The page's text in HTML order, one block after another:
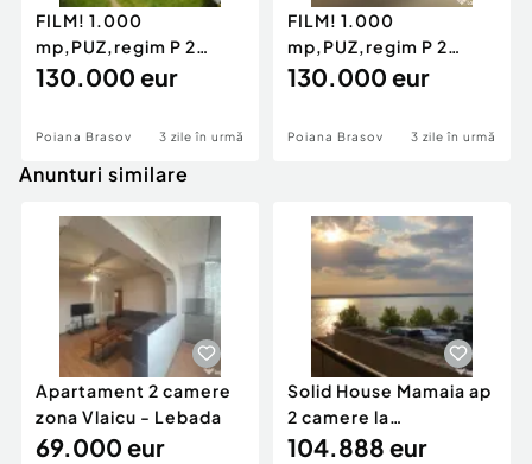
FILM! 1.000
mp,PUZ,regim P 2
M,destinatii turistice
130.000 eur
Poiana Brasov 3 zile în urmă
FILM! 1.000
mp,PUZ,regim P 2
M,destinatii turistice
130.000 eur
Poiana Brasov 3 zile în urmă
Anunturi similare
Apartament 2 camere
zona Vlaicu - Lebada
69.000 eur
Solid House Mamaia ap
2 camere la
cheie,langa Mega
104.888 eur